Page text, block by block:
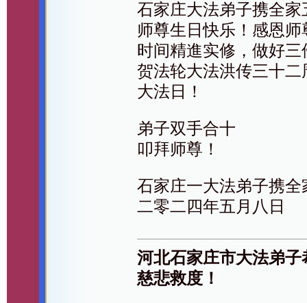
石家庄大法弟子携全
师尊生日快乐！感恩
时间精進实修，做好
贺法轮大法洪传三十
大法日！
弟子双手合十
叩拜师尊！
石家庄一大法弟子携全
二零二四年五月八日
河北石家庄市大法弟
慈悲救度！